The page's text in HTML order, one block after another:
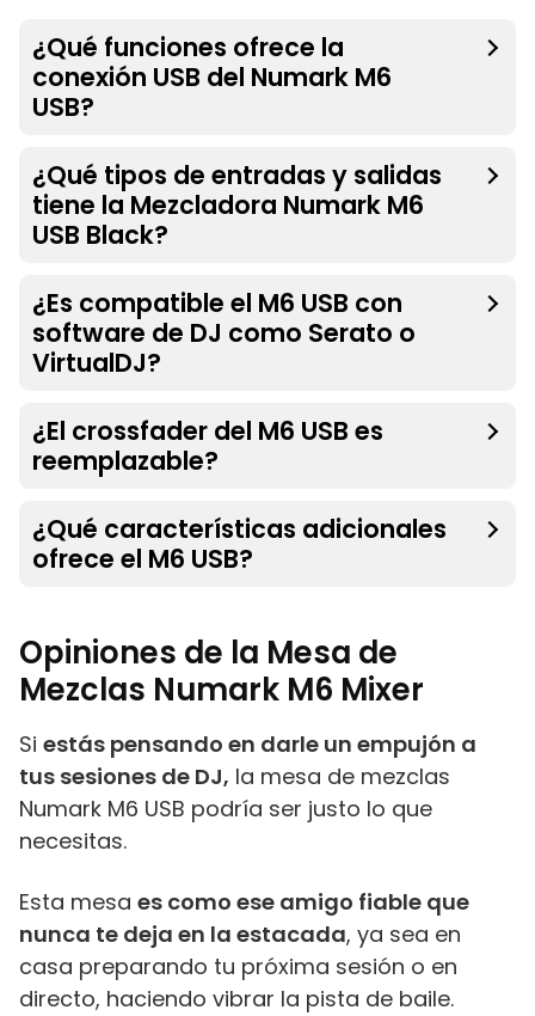
¿Qué funciones ofrece la
conexión USB del Numark M6
USB?
¿Qué tipos de entradas y salidas
tiene la Mezcladora Numark M6
USB Black?
¿Es compatible el M6 USB con
software de DJ como Serato o
VirtualDJ?
¿El crossfader del M6 USB es
reemplazable?
¿Qué características adicionales
ofrece el M6 USB?
Opiniones de la Mesa de
Mezclas Numark M6 Mixer
Si estás pensando en darle un empujón a
tus sesiones de DJ, la mesa de mezclas
Numark M6 USB podría ser justo lo que
necesitas.
Esta mesa es como ese amigo fiable que
nunca te deja en la estacada, ya sea en
casa preparando tu próxima sesión o en
directo, haciendo vibrar la pista de baile.